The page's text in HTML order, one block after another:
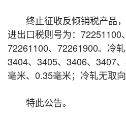
终止征收反倾销税产品，
进出口税则号为：72251100
72261100、72261900。冷轧
3404、3405、3406、3407
毫米、0.35毫米；冷轧无取
特此公告。